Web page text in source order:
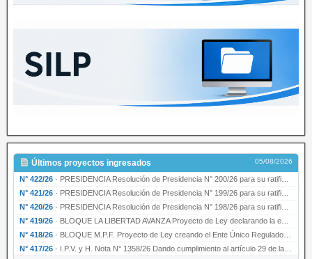
Últimos proyectos ingresados 05/08/2026
N° 422/26 · PRESIDENCIA Resolución de Presidencia N° 200/26 para su ratificación.
N° 421/26 · PRESIDENCIA Resolución de Presidencia N° 199/26 para su ratificación.
N° 420/26 · PRESIDENCIA Resolución de Presidencia N° 198/26 para su ratificación.
N° 419/26 · BLOQUE LA LIBERTAD AVANZA Proyecto de Ley declarando la esencialidad del servicio educativ…
N° 418/26 · BLOQUE M.P.F. Proyecto de Ley creando el Ente Único Regulador de servicios públicos de la …
N° 417/26 · I.P.V. y H. Nota N° 1358/26 Dando cumplimiento al artículo 29 de la Ley provincial N° 1399…